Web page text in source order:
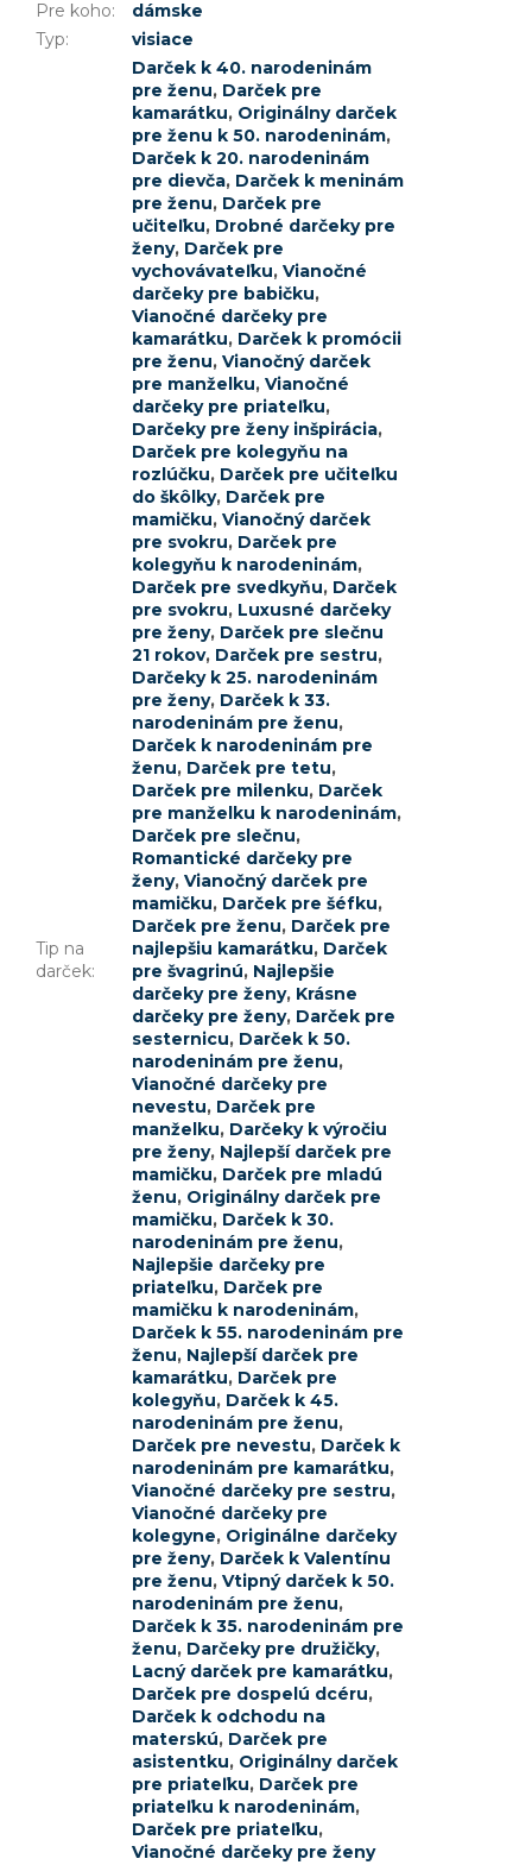
Pre koho:
dámske
Typ: visiace
Tip na
darček:
Darček k 40. narodeninám
pre ženu, Darček pre
kamarátku, Originálny darček
pre ženu k 50. narodeninám,
Darček k 20. narodeninám
pre dievča, Darček k meninám
pre ženu, Darček pre
učiteľku, Drobné darčeky pre
ženy, Darček pre
vychovávateľku, Vianočné
darčeky pre babičku,
Vianočné darčeky pre
kamarátku, Darček k promócii
pre ženu, Vianočný darček
pre manželku, Vianočné
darčeky pre priateľku,
Darčeky pre ženy inšpirácia,
Darček pre kolegyňu na
rozlúčku, Darček pre učiteľku
do škôlky, Darček pre
mamičku, Vianočný darček
pre svokru, Darček pre
kolegyňu k narodeninám,
Darček pre svedkyňu, Darček
pre svokru, Luxusné darčeky
pre ženy, Darček pre slečnu
21 rokov, Darček pre sestru,
Darčeky k 25. narodeninám
pre ženy, Darček k 33.
narodeninám pre ženu,
Darček k narodeninám pre
ženu, Darček pre tetu,
Darček pre milenku, Darček
pre manželku k narodeninám,
Darček pre slečnu,
Romantické darčeky pre
ženy, Vianočný darček pre
mamičku, Darček pre šéfku,
Darček pre ženu, Darček pre
najlepšiu kamarátku, Darček
pre švagrinú, Najlepšie
darčeky pre ženy, Krásne
darčeky pre ženy, Darček pre
sesternicu, Darček k 50.
narodeninám pre ženu,
Vianočné darčeky pre
nevestu, Darček pre
manželku, Darčeky k výročiu
pre ženy, Najlepší darček pre
mamičku, Darček pre mladú
ženu, Originálny darček pre
mamičku, Darček k 30.
narodeninám pre ženu,
Najlepšie darčeky pre
priateľku, Darček pre
mamičku k narodeninám,
Darček k 55. narodeninám pre
ženu, Najlepší darček pre
kamarátku, Darček pre
kolegyňu, Darček k 45.
narodeninám pre ženu,
Darček pre nevestu, Darček k
narodeninám pre kamarátku,
Vianočné darčeky pre sestru,
Vianočné darčeky pre
kolegyne, Originálne darčeky
pre ženy, Darček k Valentínu
pre ženu, Vtipný darček k 50.
narodeninám pre ženu,
Darček k 35. narodeninám pre
ženu, Darčeky pre družičky,
Lacný darček pre kamarátku,
Darček pre dospelú dcéru,
Darček k odchodu na
materskú, Darček pre
asistentku, Originálny darček
pre priateľku, Darček pre
priateľku k narodeninám,
Darček pre priateľku,
Vianočné darčeky pre ženy